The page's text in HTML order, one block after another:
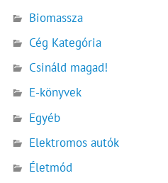
Biomassza
Cég Kategória
Csináld magad!
E-könyvek
Egyéb
Elektromos autók
Életmód